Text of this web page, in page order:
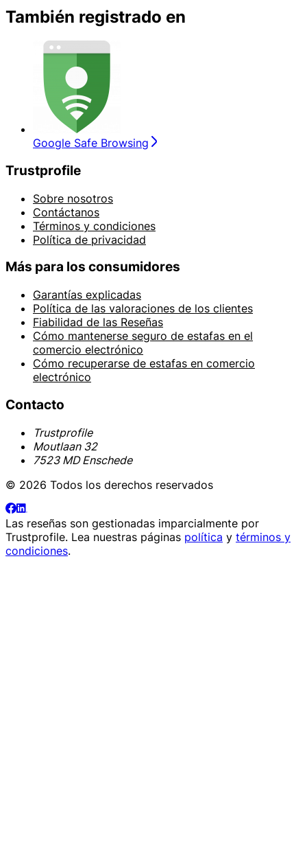
También registrado en
Google Safe Browsing
Trustprofile
Sobre nosotros
Contáctanos
Términos y condiciones
Política de privacidad
Más para los consumidores
Garantías explicadas
Política de las valoraciones de los clientes
Fiabilidad de las Reseñas
Cómo mantenerse seguro de estafas en el
comercio electrónico
Cómo recuperarse de estafas en comercio
electrónico
Contacto
Trustprofile
Moutlaan 32
7523 MD Enschede
© 2026 Todos los derechos reservados
Las reseñas son gestionadas imparcialmente por
Trustprofile. Lea nuestras páginas política y términos y
condiciones.